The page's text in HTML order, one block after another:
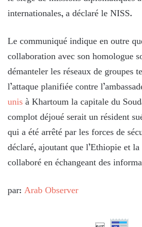
internationales, a déclaré le NISS.
Le communiqué indique en outre
collaboration avec son homologue
démanteler les réseaux de groupes
l’attaque planifiée contre
unisà Khartoum la capitale du
complot déjoué serait un résident
qui a été arrêté par les forces de
déclaré, ajoutant que l’Ethiopie et
collaboré en échangeant des
par: Arab Observer